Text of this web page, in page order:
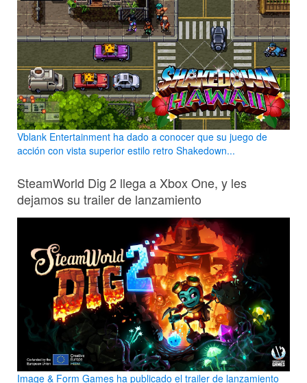
Vblank Entertainment ha dado a conocer que su juego de
acción con vista superior estilo retro Shakedown...
SteamWorld Dig 2 llega a Xbox One, y les
dejamos su trailer de lanzamiento
Image & Form Games ha publicado el trailer de lanzamiento